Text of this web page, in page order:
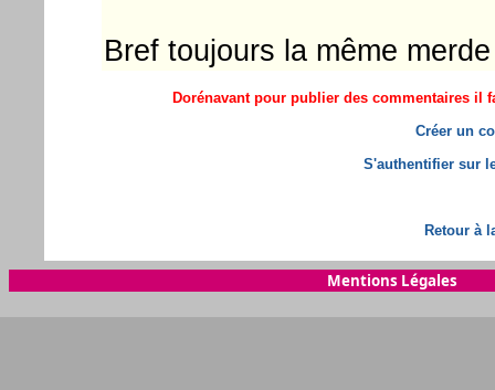
Bref toujours la même
Dorénavant pour publier des commentaires il
Créer un
S'authentifier sur
Retour à
Mentions Légales